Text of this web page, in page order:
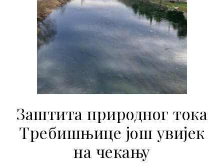
Заштита природног тока
Требишњице још увијек
на чекању